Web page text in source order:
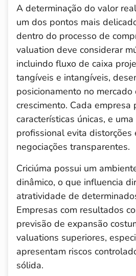
A determinação do valor
um dos pontos mais
dentro do processo de
valuation deve considerar
incluindo fluxo de caixa
tangíveis e intangíveis,
posicionamento no
crescimento. Cada empresa
características únicas, e
profissional evita distorções
negociações transparentes.
Criciúma possui um
dinâmico, o que influencia
atratividade de
Empresas com resultados
previsão de expansão
valuations superiores,
apresentam riscos
sólida.